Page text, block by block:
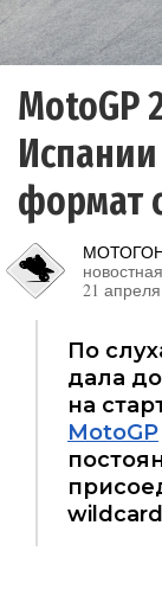
MotoGP
формат
21
По
дала
на
MotoGP